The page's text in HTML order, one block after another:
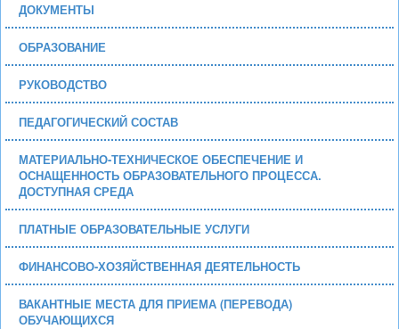
ДОКУМЕНТЫ
ОБРАЗОВАНИЕ
РУКОВОДСТВО
ПЕДАГОГИЧЕСКИЙ СОСТАВ
МАТЕРИАЛЬНО-ТЕХНИЧЕСКОЕ ОБЕСПЕЧЕНИЕ И
ОСНАЩЕННОСТЬ ОБРАЗОВАТЕЛЬНОГО ПРОЦЕССА.
ДОСТУПНАЯ СРЕДА
ПЛАТНЫЕ ОБРАЗОВАТЕЛЬНЫЕ УСЛУГИ
ФИНАНСОВО-ХОЗЯЙСТВЕННАЯ ДЕЯТЕЛЬНОСТЬ
ВАКАНТНЫЕ МЕСТА ДЛЯ ПРИЕМА (ПЕРЕВОДА)
ОБУЧАЮЩИХСЯ